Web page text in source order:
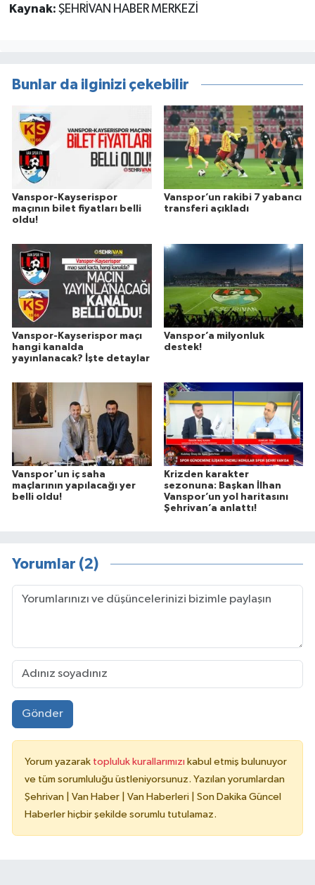
Kaynak: ŞEHRİVAN HABER MERKEZİ
Bunlar da ilginizi çekebilir
Vanspor-Kayserispor
maçının bilet fiyatları belli
oldu!
Vanspor’un rakibi 7 yabancı
transferi açıkladı
Vanspor-Kayserispor maçı
hangi kanalda
yayınlanacak? İşte detaylar
Vanspor’a milyonluk
destek!
Vanspor'un iç saha
maçlarının yapılacağı yer
belli oldu!
Krizden karakter
sezonuna: Başkan İlhan
Vanspor’un yol haritasını
Şehrivan’a anlattı!
Yorumlar (2)
Gönder
Yorum yazarak topluluk kurallarımızı kabul etmiş bulunuyor
ve tüm sorumluluğu üstleniyorsunuz. Yazılan yorumlardan
Şehrivan | Van Haber | Van Haberleri | Son Dakika Güncel
Haberler hiçbir şekilde sorumlu tutulamaz.